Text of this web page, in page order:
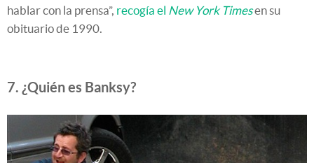
hablar con la prensa”, recogía el New York Timesen su
obituario de 1990.
7. ¿Quién es Banksy?